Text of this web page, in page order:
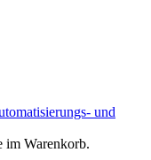
und
im Warenkorb.